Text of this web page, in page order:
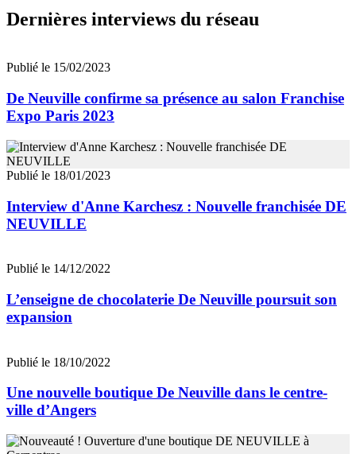
Dernières interviews du réseau
Publié le 15/02/2023
De Neuville confirme sa présence au salon Franchise
Expo Paris 2023
Publié le 18/01/2023
Interview d'Anne Karchesz : Nouvelle franchisée DE
NEUVILLE
Publié le 14/12/2022
L’enseigne de chocolaterie De Neuville poursuit son
expansion
Publié le 18/10/2022
Une nouvelle boutique De Neuville dans le centre-
ville d’Angers